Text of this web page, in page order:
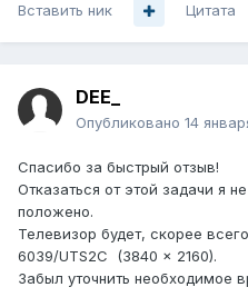
Вставить ник Цитата
DEE_
Опубликовано 14
Спасибо за быстрый отзыв!
Отказаться от этой задачи я
положено.
Телевизор будет, скорее
6039/UTS2C (3840 x 2160).
Забыл уточнить необходимое